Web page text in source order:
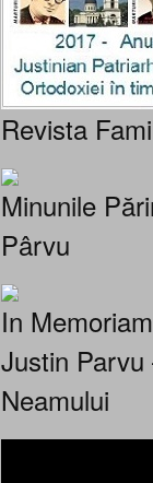
Revista
Minunile
Pârvu
In
Justin
Neamului